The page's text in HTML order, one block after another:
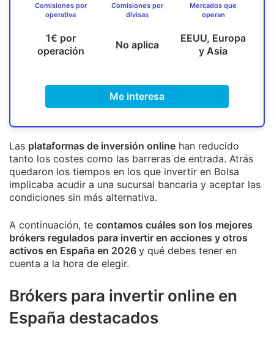
Comisiones por
operativa
1€ por
operación
Comisiones por
divisas
No aplica
Mercados que
operan
EEUU, Europa
y Asia
Me interesa
Las plataformas de inversión online han reducido
tanto los costes como las barreras de entrada. Atrás
quedaron los tiempos en los que invertir en Bolsa
implicaba acudir a una sucursal bancaria y aceptar las
condiciones sin más alternativa.
A continuación, te contamos cuáles son los mejores
brókers regulados para invertir en acciones y otros
activos en España en 2026 y qué debes tener en
cuenta a la hora de elegir.
Brókers para invertir online en
España destacados